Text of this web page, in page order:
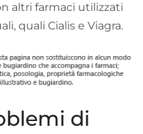
altri farmaci utilizzati
quali Cialis e Viagra.
di